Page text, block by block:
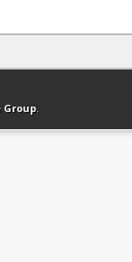
Version bas-débit
Group.